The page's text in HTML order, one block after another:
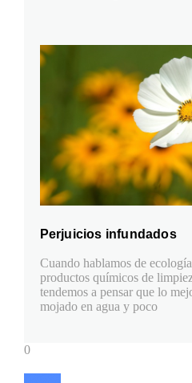
Perjuicios infundados
Cuando hablamos de
productos químicos de
tendemos a pensar que lo
mojado en agua y poco